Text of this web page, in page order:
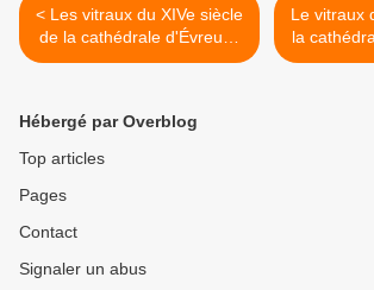
< Les vitraux du XIVe siècle
de la cathédrale d'Évreux :
III. Les baies 22, 24 (fin
Le vitraux
la
baie 23
Hébergé par Overblog
Top articles
Pages
Contact
Signaler un abus